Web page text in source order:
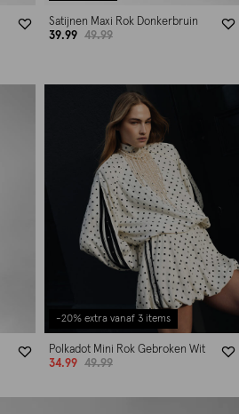
Satijnen Maxi Rok Donkerbruin
39.99
49.99
-20% extra vanaf 3 items
Polkadot Mini Rok Gebroken Wit
34.99
49.99